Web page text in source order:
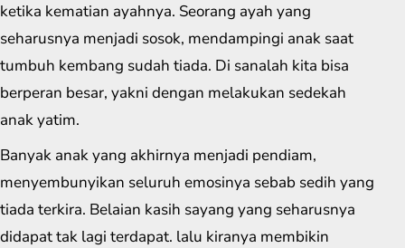
ketika kematian ayahnya. Seorang ayah yang
seharusnya menjadi sosok, mendampingi anak saat
tumbuh kembang sudah tiada. Di sanalah kita bisa
berperan besar, yakni dengan melakukan sedekah
anak yatim.
Banyak anak yang akhirnya menjadi pendiam,
menyembunyikan seluruh emosinya sebab sedih yang
tiada terkira. Belaian kasih sayang yang seharusnya
didapat tak lagi terdapat. lalu kiranya membikin